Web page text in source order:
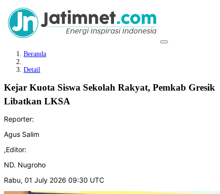
Beranda
Detail
Kejar Kuota Siswa Sekolah Rakyat, Pemkab Gresik
Libatkan LKSA
Reporter:
Agus Salim
,Editor:
ND. Nugroho
Rabu, 01 July 2026 09:30 UTC